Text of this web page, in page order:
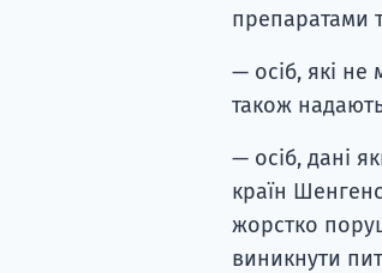
препаратами
— осіб, які не
також
— осіб, дані
країн
жорстко
виникнути